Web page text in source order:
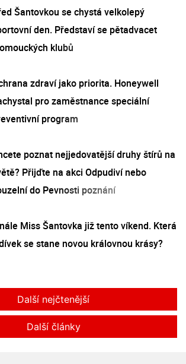
Šantovkou se chystá velkolepý
den. Představí se pětadvacet
klubů
zdraví jako priorita. Honeywell
pro zaměstnance speciální
program
poznat nejjedovatější druhy štírů na
Přijďte na akci Odpudiví nebo
do Pevnosti poznání
Miss Šantovka již tento víkend. Která
se stane novou královnou krásy?
Další nejčtenější
Další články